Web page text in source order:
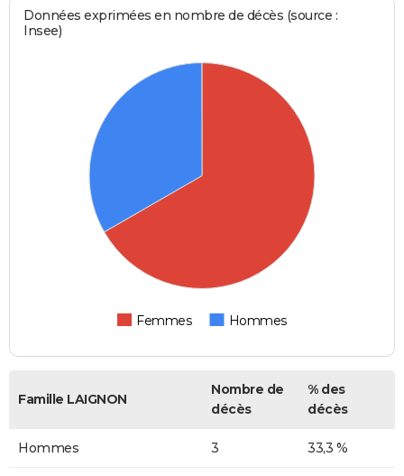
Données exprimées en nombre de décès (source :
Insee)
Femmes Hommes
Famille LAIGNON
Nombre de
décès
% des
décès
Hommes 3 33,3 %